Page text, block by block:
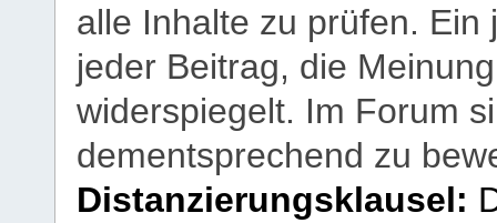
alle Inhalte zu prüfen.
jeder Beitrag, die
widerspiegelt. Im Forum
dementsprechend zu
Distanzierungsklausel: